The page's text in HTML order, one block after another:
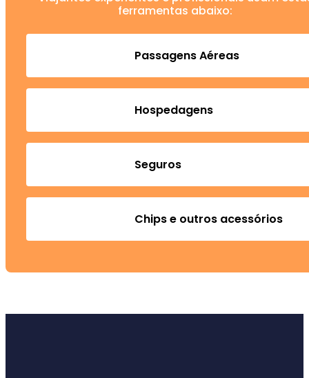
ferramentas abaixo:
Passagens Aéreas
Hospedagens
Seguros
Chips e outros acessórios